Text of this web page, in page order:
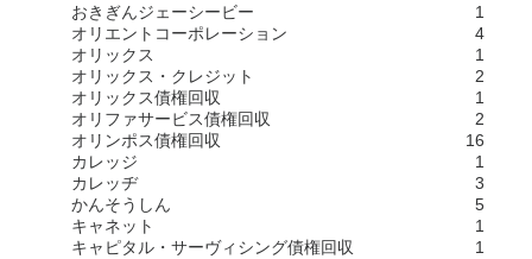
おきぎんジェーシービー
1
オリエントコーポレーション
4
オリックス
1
オリックス・クレジット
2
オリックス債権回収
1
オリファサービス債権回収
2
オリンポス債権回収
16
カレッジ
1
カレッヂ
3
かんそうしん
5
キャネット
1
キャピタル・サーヴィシング債権回収
1